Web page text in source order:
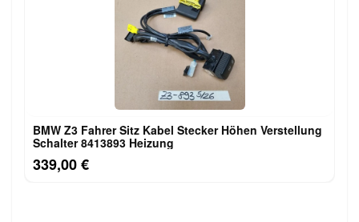
BMW Z3 Fahrer Sitz Kabel Stecker Höhen Verstellung
Schalter 8413893 Heizung
339,00 €